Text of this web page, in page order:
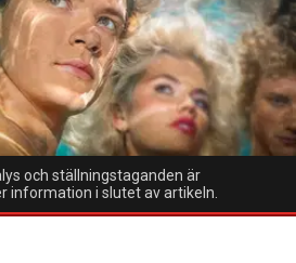
och ställningstaganden är
information i slutet av artikeln.